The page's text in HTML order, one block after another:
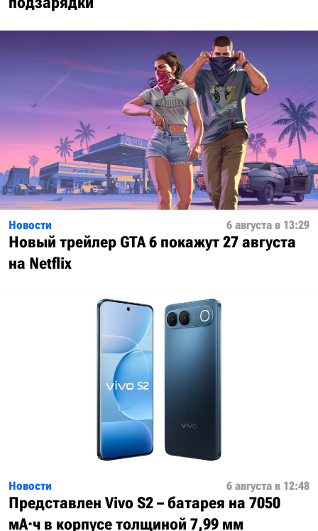
Новости 6 августа в 13:29
Новый трейлер GTA 6 покажут 27 августа
на Netflix
Новости 6 августа в 12:48
Представлен Vivo S2 – батарея на 7050
мА·ч в корпусе толщиной 7,99 мм